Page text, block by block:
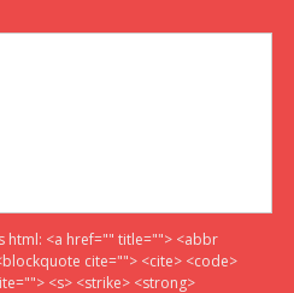
html: <a href="" title=""> <abbr
cite=""> <cite> <code>
<s> <strike> <strong>